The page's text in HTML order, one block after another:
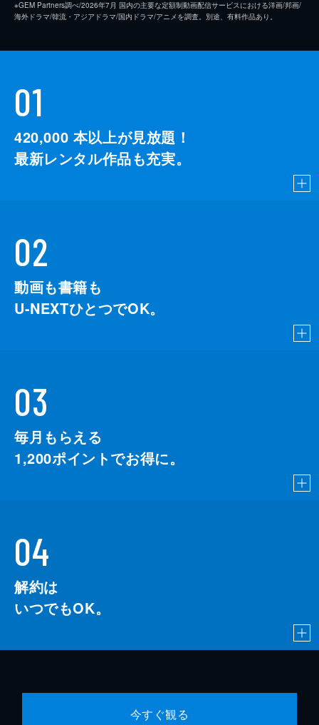
※GEM Partners調べ/2026年7⽉ 国内の主要な定額制動画配信サービスにおける洋画/邦画/
海外ドラマ/韓流・アジアドラマ/国内ドラマ/アニメを調査。別途、有料作品あり。
01
420,000 本以上が見放題！
最新レンタル作品も充実。
02
動画も書籍も
U-NEXTひとつでOK。
03
毎月もらえる
1,200ポイントでお得に。
04
解約は
いつでもOK。
今すぐ観る